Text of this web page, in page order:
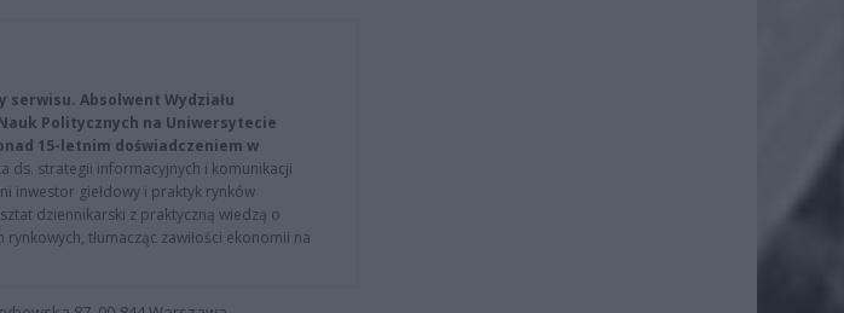
serwisu. Absolwent Wydziału
Politycznych na Uniwersytecie
15-letnim doświadczeniem w
ds. strategii informacyjnych i komunikacji
inwestor giełdowy i praktyk rynków
dziennikarski z praktyczną wiedzą o
tłumacząc zawiłości ekonomii na